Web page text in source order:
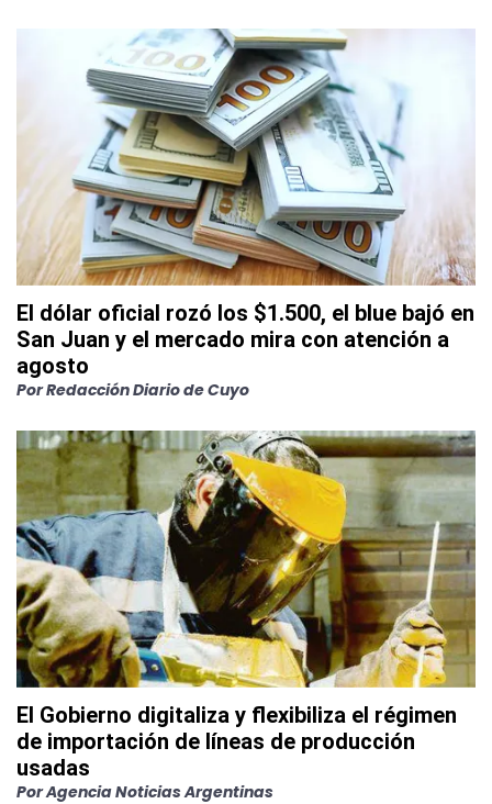
El dólar oficial rozó los $1.500, el blue bajó en
San Juan y el mercado mira con atención a
agosto
PorRedacción Diario de Cuyo
El Gobierno digitaliza y flexibiliza el régimen
de importación de líneas de producción
usadas
PorAgencia Noticias Argentinas